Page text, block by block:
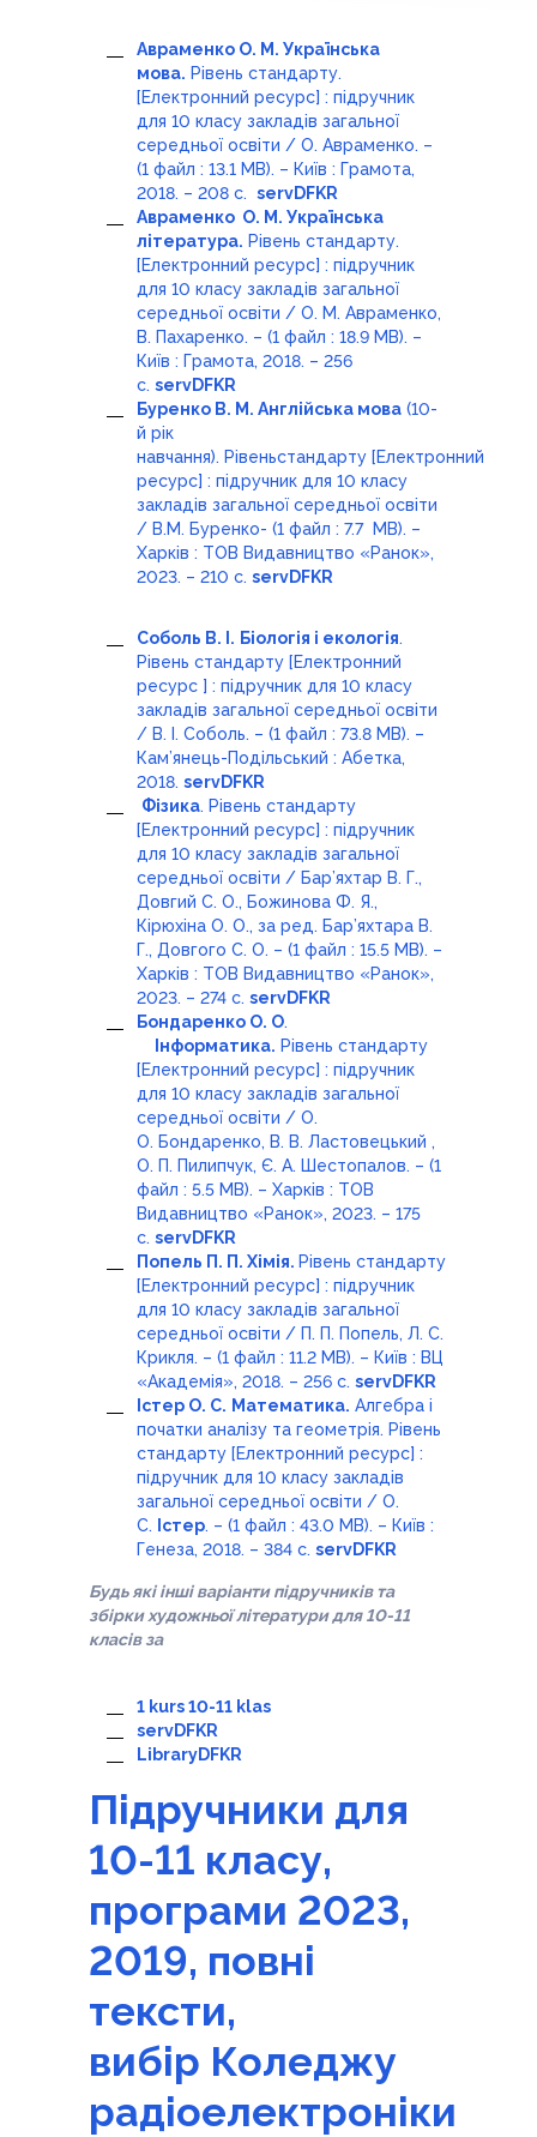
Авраменко О. М. Українська
мова. Рівень стандарту.
[Електронний ресурс] : підручник
для 10 класу закладів загальної
середньої освіти / О. Авраменко. –
(1 файл : 13.1 MB). – Київ : Грамота,
2018. – 208 с. servDFKR
Авраменко О. М. Українська
література. Рівень стандарту.
[Електронний ресурс] : підручник
для 10 класу закладів загальної
середньої освіти / О. М. Авраменко,
В. Пахаренко. – (1 файл : 18.9 MB). –
Київ : Грамота, 2018. – 256
с. servDFKR
Буренко В. М. Англійська мова (10-
й рік
навчання). Рівеньстандарту [Електронний
ресурс] : підручник для 10 класу
закладів загальної середньої освіти
/ В.М. Буренко- (1 файл : 7.7 MB). –
Харків : ТОВ Видавництво «Ранок»,
2023. – 210 с. servDFKR
Соболь В. І. Біологія і екологія.
Рівень стандарту [Електронний
ресурс ] : підручник для 10 класу
закладів загальної середньої освіти
/ В. І. Соболь. – (1 файл : 73.8 MB). –
Кам’янець-Подільський : Абетка,
2018. servDFKR
Фізика. Рівень стандарту
[Електронний ресурс] : підручник
для 10 класу закладів загальної
середньої освіти / Бар’яхтар В. Г.,
Довгий С. О., Божинова Ф. Я.,
Кірюхіна О. О., за ред. Бар’яхтара В.
Г., Довгого С. О. – (1 файл : 15.5 MB). –
Харків : ТОВ Видавництво «Ранок»,
2023. – 274 с. servDFKR
Бондаренко О. О.
Інформатика. Рівень стандарту
[Електронний ресурс] : підручник
для 10 класу закладів загальної
середньої освіти / О.
О. Бондаренко, В. В. Ластовецький ,
О. П. Пилипчук, Є. А. Шестопалов. – (1
файл : 5.5 MB). – Харків : ТОВ
Видавництво «Ранок», 2023. – 175
с. servDFKR
Попель П. П. Хімія. Рівень стандарту
[Електронний ресурс] : підручник
для 10 класу закладів загальної
середньої освіти / П. П. Попель, Л. С.
Крикля. – (1 файл : 11.2 MB). – Київ : ВЦ
«Академія», 2018. – 256 с. servDFKR
Істер О. С. Математика. Алгебра і
початки аналізу та геометрія. Рівень
стандарту [Електронний ресурс] :
підручник для 10 класу закладів
загальної середньої освіти / О.
С.
Істер. – (1 файл : 43.0 MB). – Київ :
Генеза, 2018. – 384 с. servDFKR
Будь які інші варіанти підручників та
збірки художньої літератури для 10-11
класів за
1 kurs 10-11 klas
servDFKR
LibraryDFKR
Підручники для
10-11 класу,
програми 2023,
2019, повні
тексти,
вибір Коледжу
радіоелектроніки